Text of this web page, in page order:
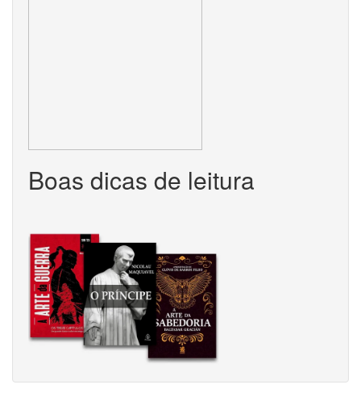
Boas dicas de leitura